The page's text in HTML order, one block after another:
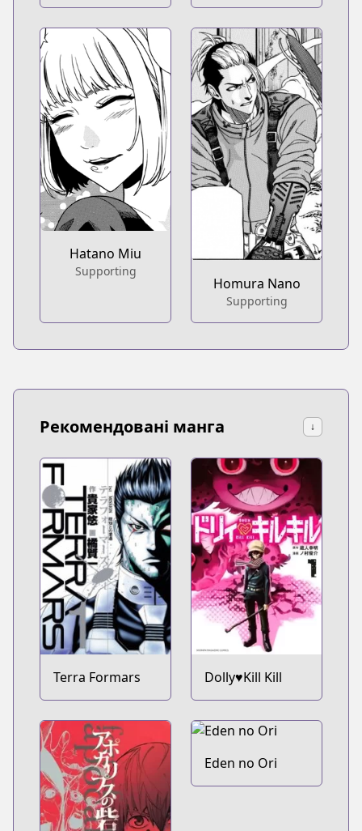
Hatano Miu
Supporting
Homura Nano
Supporting
Рекомендовані манга ↓
Terra Formars Dolly♥Kill Kill
Eden no Ori